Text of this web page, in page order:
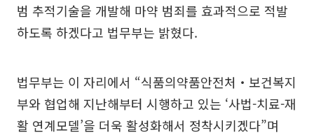
범 추적기술을 개발해 마약 범죄를 효과적으로 적발
하도록 하겠다고 법무부는 밝혔다.
법무부는 이 자리에서 “식품의약품안전처‧보건복지
부와 협업해 지난해부터 시행하고 있는 ‘사법-치료-재
활 연계모델’을 더욱 활성화해서 정착시키겠다”며